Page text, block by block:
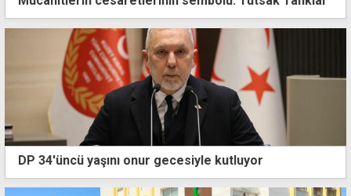
DP 34'üncü yaşını onur gecesiyle kutluyor